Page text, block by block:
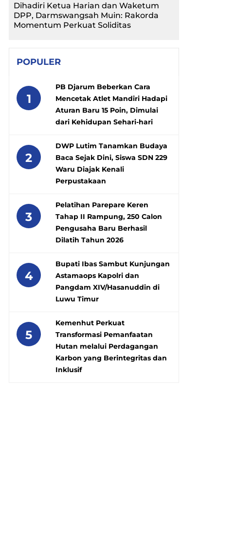
Dihadiri Ketua Harian dan Waketum
DPP, Darmswangsah Muin: Rakorda
Momentum Perkuat Soliditas
POPULER
1
PB Djarum Beberkan Cara
Mencetak Atlet Mandiri Hadapi
Aturan Baru 15 Poin, Dimulai
dari Kehidupan Sehari-hari
2
DWP Lutim Tanamkan Budaya
Baca Sejak Dini, Siswa SDN 229
Waru Diajak Kenali
Perpustakaan
3
Pelatihan Parepare Keren
Tahap II Rampung, 250 Calon
Pengusaha Baru Berhasil
Dilatih Tahun 2026
4
Bupati Ibas Sambut Kunjungan
Astamaops Kapolri dan
Pangdam XIV/Hasanuddin di
Luwu Timur
5
Kemenhut Perkuat
Transformasi Pemanfaatan
Hutan melalui Perdagangan
Karbon yang Berintegritas dan
Inklusif